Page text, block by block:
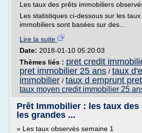
Les taux des prêts immobiliers
Les statistiques ci-dessous sur les
immobiliers sont basées sur des...
Lire la suite
Date: 2018-01-10 05:20:03
Thèmes liés : pret credit
pret immobilier 25 ans / taux
immobilier / taux d emprunt
taux moyen credit immobilier 25
Prêt Immobilier : les taux
les grandes ...
» Les taux observés semaine 1